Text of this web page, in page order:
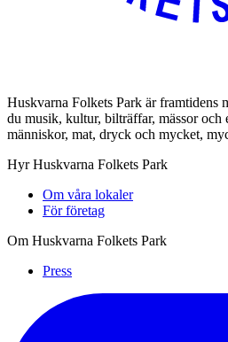
Huskvarna Folkets Park är framtidens
du musik, kultur, bilträffar, mässor och
människor, mat, dryck och mycket,
Hyr Huskvarna Folkets Park
Om våra lokaler
För företag
Om Huskvarna Folkets Park
Press